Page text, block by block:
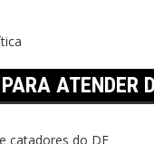
ATENDER